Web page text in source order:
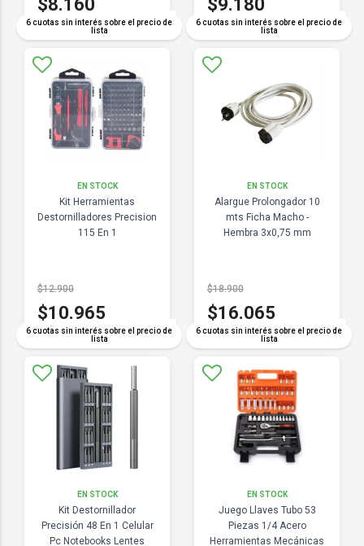
6 cuotas sin interés sobre el precio de
lista
$8.160
COMPARAR
6 cuotas sin interés sobre el precio de
lista
$9.180
COMPARAR
EN STOCK
Kit Herramientas
Destornilladores Precision
115 En 1
6 cuotas sin interés sobre el precio de
lista
$12.900
$10.965
COMPARAR
EN STOCK
Alargue Prolongador 10
mts Ficha Macho -
Hembra 3x0,75 mm
6 cuotas sin interés sobre el precio de
lista
$18.900
$16.065
COMPARAR
EN STOCK
Kit Destornillador
Precisión 48 En 1 Celular
Pc Notebooks Lentes
EN STOCK
Juego Llaves Tubo 53
Piezas 1/4 Acero
Herramientas Mecánicas